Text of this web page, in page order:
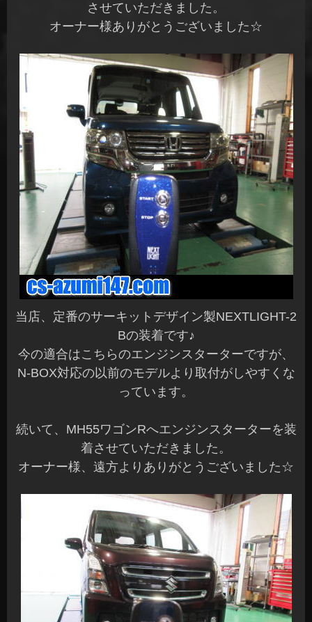
させていただきました。
オーナー様ありがとうございました☆
当店、定番のサーキットデザイン製NEXTLIGHT-2
Bの装着です♪
今の適合はこちらのエンジンスターターですが、
N-BOX対応の以前のモデルより取付がしやすくな
っています。
続いて、MH55ワゴンRへエンジンスターターを装
着させていただきました。
オーナー様、遠方よりありがとうございました☆